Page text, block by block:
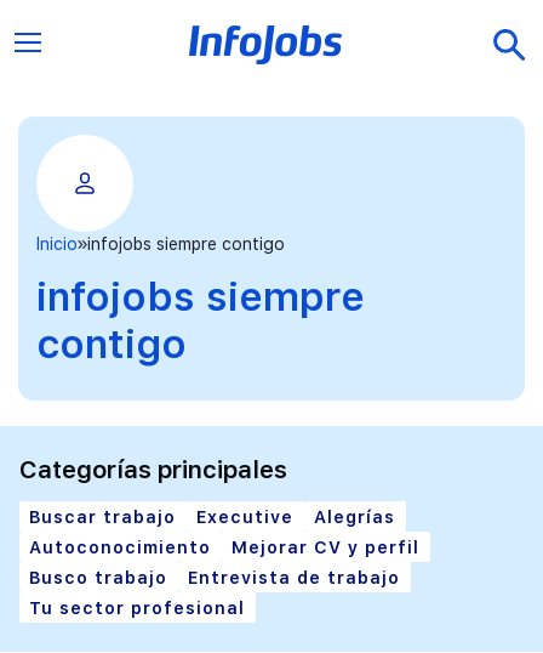
Inicio infojobs siempre contigo
infojobs siempre
contigo
Categorías principales
Buscar trabajo Executive
Alegrías
Autoconocimiento
Mejorar CV y perfil
Busco trabajo
Entrevista de trabajo
Tu sector profesional